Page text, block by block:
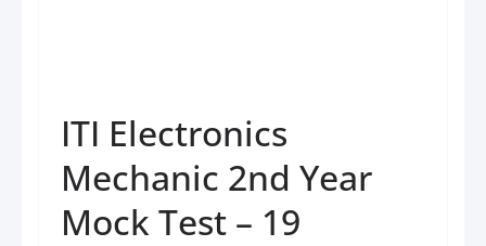
ITI Electronics
Mechanic 2nd Year
Mock Test – 19